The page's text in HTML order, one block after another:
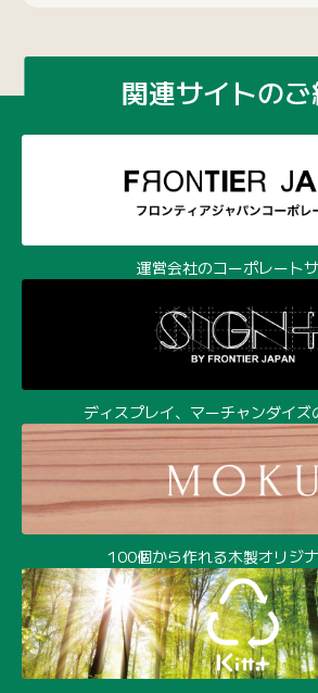
関連サイトの
運営会社のコーポレート
ディスプレイ、マーチャンダイズ
100個から作れる木製オリジ